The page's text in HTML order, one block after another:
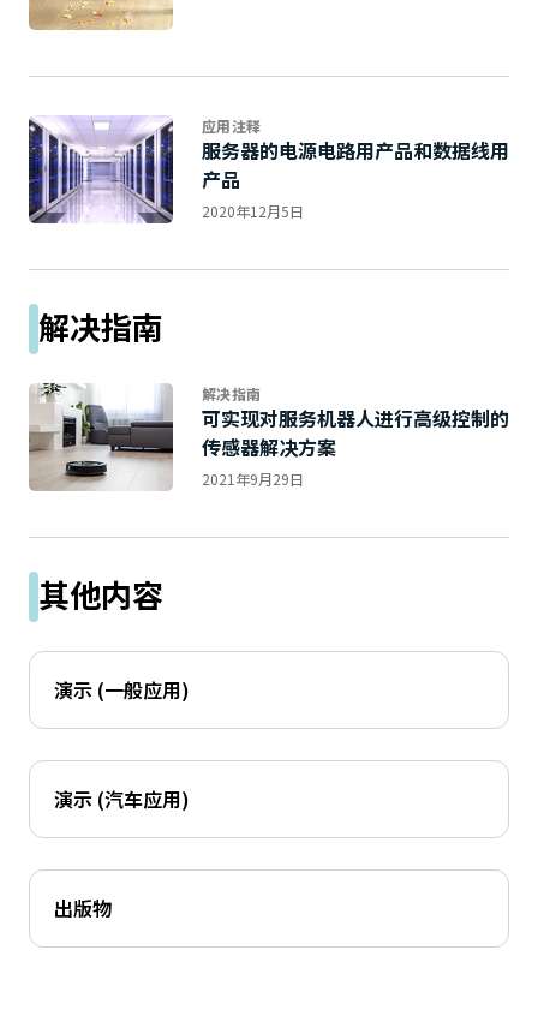
应用注释
服务器的电源电路用产品和数据线用
产品
2020年12月5日
解决指南
解决指南
可实现对服务机器人进行高级控制的
传感器解决方案
2021年9月29日
其他内容
演示 (一般应用)
演示 (汽车应用)
出版物